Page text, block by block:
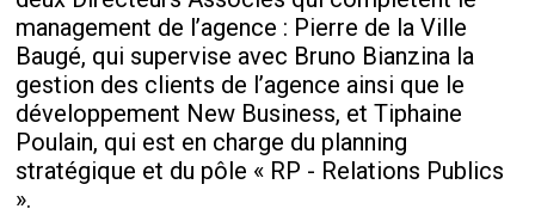
management de l’agence : Pierre de la Ville
Baugé, qui supervise avec Bruno Bianzina la
gestion des clients de l’agence ainsi que le
développement New Business, et Tiphaine
Poulain, qui est en charge du planning
stratégique et du pôle « RP - Relations Publics
».